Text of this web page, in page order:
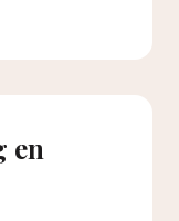
en